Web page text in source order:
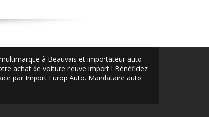
à Beauvais et importateur auto
achat de voiture neuve import ! Bénéficiez
par Import Europ Auto. Mandataire auto